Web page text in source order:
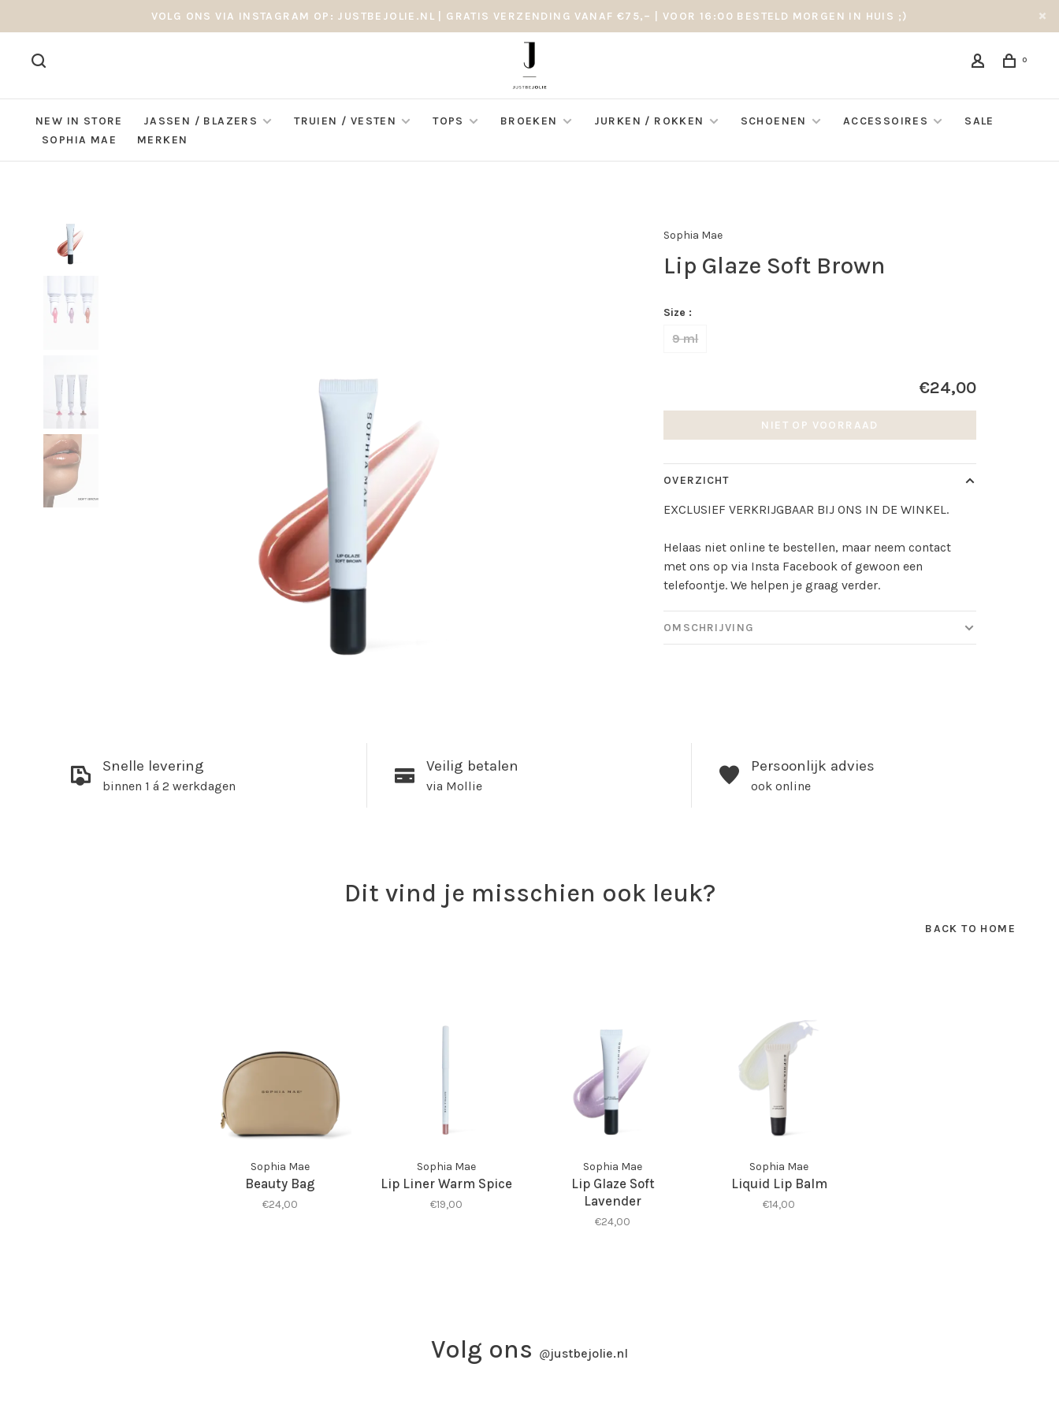
VOLG ONS VIA INSTAGRAM OP: JUSTBEJOLIE.NL | GRATIS VERZENDING VANAF €75,– | VOOR 16:00 BESTELD MORGEN IN HUIS ;)
0
NEW IN STORE JASSEN / BLAZERS TRUIEN / VESTEN TOPS BROEKEN JURKEN / ROKKEN SCHOENEN ACCESSOIRES
SALE
SOPHIA MAE
MERKEN
Sophia Mae
Lip Glaze Soft Brown
Size :
9 ml
€24,00
NIET OP VOORRAAD
OVERZICHT
EXCLUSIEF VERKRIJGBAAR BIJ ONS IN DE WINKEL.
Helaas niet online te bestellen, maar neem contact
met ons op via Insta Facebook of gewoon een
telefoontje. We helpen je graag verder.
OMSCHRIJVING
Snelle levering
binnen 1 á 2 werkdagen
Veilig betalen
via Mollie
Persoonlijk advies
ook online
Dit vind je misschien ook leuk?
BACK TO HOME
Sophia Mae
Beauty Bag
€24,00
Sophia Mae
Lip Liner Warm Spice
€19,00
Sophia Mae
Lip Glaze Soft
Lavender
€24,00
Sophia Mae
Liquid Lip Balm
€14,00
Volg ons @justbejolie.nl